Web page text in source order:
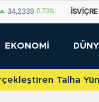
59,1179 0.82%
EKONOMİ
Talha Yünkuş